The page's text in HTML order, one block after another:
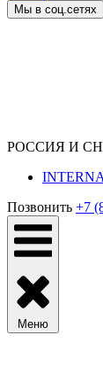
Мы в соц.сетях
РОССИЯ И
Позвонить +7
Меню